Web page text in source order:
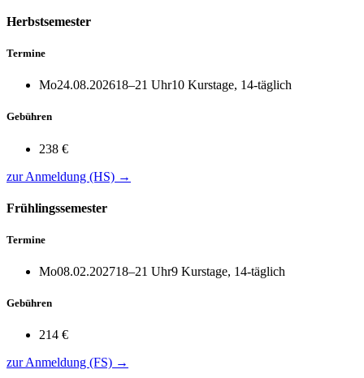
Herbstsemester
Termine
Mo24.08.202618–21 Uhr10 Kurstage, 14‑täglich
Gebühren
238 €
zur Anmeldung (HS) →
Frühlingssemester
Termine
Mo08.02.202718–21 Uhr9 Kurstage, 14‑täglich
Gebühren
214 €
zur Anmeldung (FS) →